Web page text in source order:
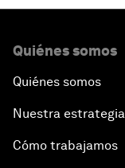
Quiénes somos
Quiénes somos
Nuestra estrategia
Cómo trabajamos